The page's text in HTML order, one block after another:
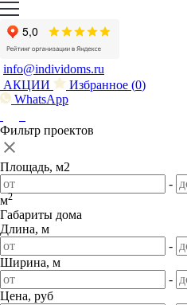
info@individoms.ru
АКЦИИ
Избранное (0)
WhatsApp
Фильтр проектов
Площадь, м2
-
м2
Габариты дома
Длина, м
-
Ширина, м
-
Цена, руб